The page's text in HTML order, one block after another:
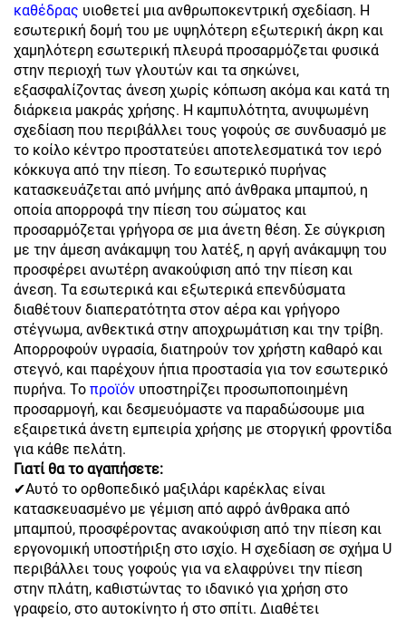
καθέδρας υιοθετεί μια ανθρωποκεντρική σχεδίαση. Η
εσωτερική δομή του με υψηλότερη εξωτερική άκρη και
χαμηλότερη εσωτερική πλευρά προσαρμόζεται φυσικά
στην περιοχή των γλουτών και τα σηκώνει,
εξασφαλίζοντας άνεση χωρίς κόπωση ακόμα και κατά τη
διάρκεια μακράς χρήσης. Η καμπυλότητα, ανυψωμένη
σχεδίαση που περιβάλλει τους γοφούς σε συνδυασμό με
το κοίλο κέντρο προστατεύει αποτελεσματικά τον ιερό
κόκκυγα από την πίεση. Το εσωτερικό πυρήνας
κατασκευάζεται από μνήμης από άνθρακα μπαμπού, η
οποία απορροφά την πίεση του σώματος και
προσαρμόζεται γρήγορα σε μια άνετη θέση. Σε σύγκριση
με την άμεση ανάκαμψη του λατέξ, η αργή ανάκαμψη του
προσφέρει ανωτέρη ανακούφιση από την πίεση και
άνεση. Τα εσωτερικά και εξωτερικά επενδύσματα
διαθέτουν διαπερατότητα στον αέρα και γρήγορο
στέγνωμα, ανθεκτικά στην αποχρωμάτιση και την τρίβη.
Απορροφούν υγρασία, διατηρούν τον χρήστη καθαρό και
στεγνό, και παρέχουν ήπια προστασία για τον εσωτερικό
πυρήνα. Το προϊόν υποστηρίζει προσωποποιημένη
προσαρμογή, και δεσμευόμαστε να παραδώσουμε μια
εξαιρετικά άνετη εμπειρία χρήσης με στοργική φροντίδα
για κάθε πελάτη.
Γιατί θα το αγαπήσετε:
✔Αυτό το ορθοπεδικό μαξιλάρι καρέκλας είναι
κατασκευασμένο με γέμιση από αφρό άνθρακα από
μπαμπού, προσφέροντας ανακούφιση από την πίεση και
εργονομική υποστήριξη στο ισχίο. Η σχεδίαση σε σχήμα U
περιβάλλει τους γοφούς για να ελαφρύνει την πίεση
στην πλάτη, καθιστώντας το ιδανικό για χρήση στο
γραφείο, στο αυτοκίνητο ή στο σπίτι. Διαθέτει